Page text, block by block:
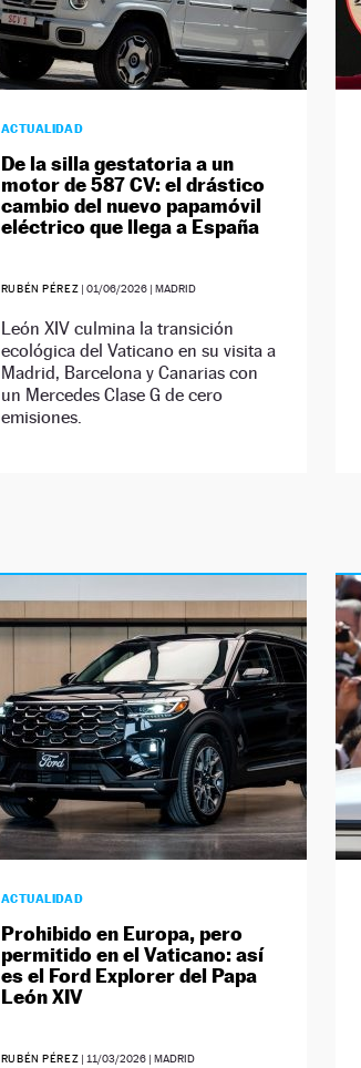
ACTUALIDAD
De la silla gestatoria a un
motor de 587 CV: el drástico
cambio del nuevo papamóvil
eléctrico que llega a España
RUBÉN PÉREZ |01/06/2026 | MADRID
León XIV culmina la transición
ecológica del Vaticano en su visita a
Madrid, Barcelona y Canarias con
un Mercedes Clase G de cero
emisiones.
ACTUALIDAD
Prohibido en Europa, pero
permitido en el Vaticano: así
es el Ford Explorer del Papa
León XIV
RUBÉN PÉREZ | 11/03/2026 | MADRID